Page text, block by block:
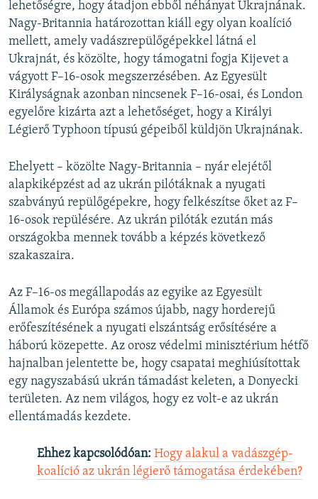
lehetőségre, hogy átadjon ebből néhányat Ukrajnának.
Nagy-Britannia határozottan kiáll egy olyan koalíció
mellett, amely vadászrepülőgépekkel látná el
Ukrajnát, és közölte, hogy támogatni fogja Kijevet a
vágyott F–16-osok megszerzésében. Az Egyesült
Királyságnak azonban nincsenek F–16-osai, és London
egyelőre kizárta azt a lehetőséget, hogy a Királyi
Légierő Typhoon típusú gépeiből küldjön Ukrajnának.
Ehelyett – közölte Nagy-Britannia – nyár elejétől
alapkiképzést ad az ukrán pilótáknak a nyugati
szabványú repülőgépekre, hogy felkészítse őket az F–
16-osok repülésére. Az ukrán pilóták ezután más
országokba mennek tovább a képzés következő
szakaszaira.
Az F–16-os megállapodás az egyike az Egyesült
Államok és Európa számos újabb, nagy horderejű
erőfeszítésének a nyugati elszántság erősítésére a
háború közepette. Az orosz védelmi minisztérium hétfő
hajnalban jelentette be, hogy csapatai meghiúsítottak
egy nagyszabású ukrán támadást keleten, a Donyecki
területen. Az nem világos, hogy ez volt-e az ukrán
ellentámadás kezdete.
Ehhez kapcsolódóan: Hogy alakul a vadászgép-
koalíció az ukrán légierő támogatása érdekében?